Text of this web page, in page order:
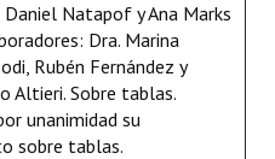
Daniel Natapof y Ana Marks
Dra. Marina
Rubén Fernández y
Altieri. Sobre tablas.
unanimidad su
sobre tablas.